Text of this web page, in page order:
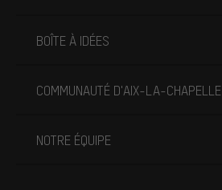
BOÎTE À IDÉES
COMMUNAUTÉ D'AIX-LA-CHAPELLE
NOTRE ÉQUIPE